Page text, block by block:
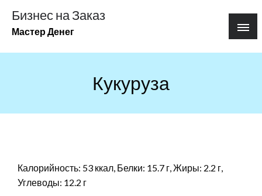
содержимому
Бизнес на Заказ
Мастер Денег
Кукуруза
Калорийность: 53 ккал, Белки: 15.7 г, Жиры: 2.2 г,
Углеводы: 12.2 г